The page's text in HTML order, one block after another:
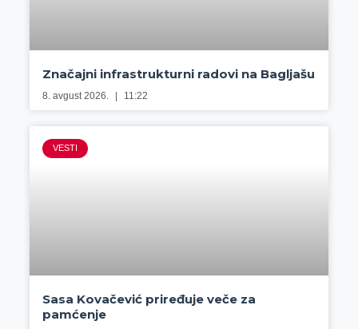
Značajni infrastrukturni radovi na Bagljašu
8. avgust 2026. 11:22
VESTI
Sasa Kovačević priređuje veče za
pamćenje